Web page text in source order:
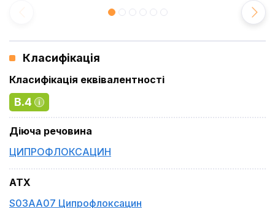
Класифікація
Класифікація еквівалентності
B.4
Діюча речовина
ЦИПРОФЛОКСАЦИН
ATX
S03AA07 Ципрофлоксацин